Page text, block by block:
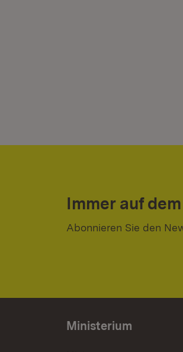
Immer auf
Abonnieren Sie den
Ministerium